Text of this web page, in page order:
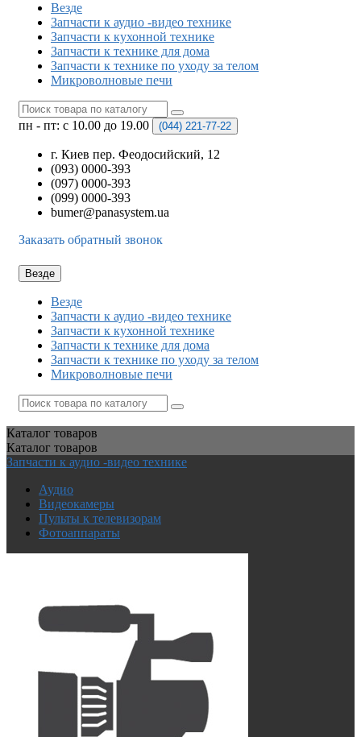
Везде
Запчасти к аудио -видео технике
Запчасти к кухонной технике
Запчасти к технике для дома
Запчасти к технике по уходу за телом
Микроволновые печи
пн - пт: с 10.00 до 19.00 (044) 221-77-22
г. Киев пер. Феодосийский, 12
(093) 0000-393
(097) 0000-393
(099) 0000-393
bumer@panasystem.ua
Заказать обратный звонок
Везде
Везде
Запчасти к аудио -видео технике
Запчасти к кухонной технике
Запчасти к технике для дома
Запчасти к технике по уходу за телом
Микроволновые печи
Каталог товаров
Каталог товаров
Запчасти к аудио -видео технике
Аудио
Видеокамеры
Пульты к телевизорам
Фотоаппараты